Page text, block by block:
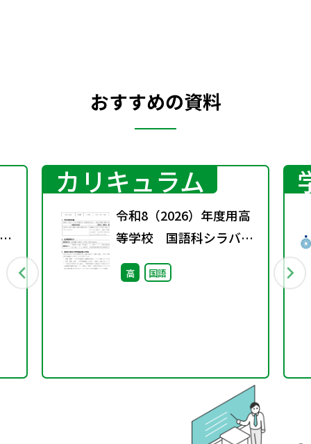
おすすめの資料
カリキュラム
令和8（2026）年度用高
等学校 国語科シラバス
案・ルーブリック
高 国語